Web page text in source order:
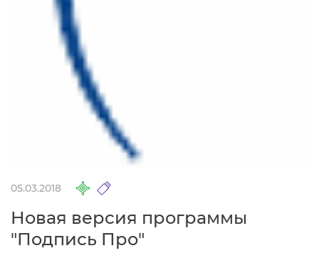
05.03.2018
Новая версия программы
"Подпись Про"